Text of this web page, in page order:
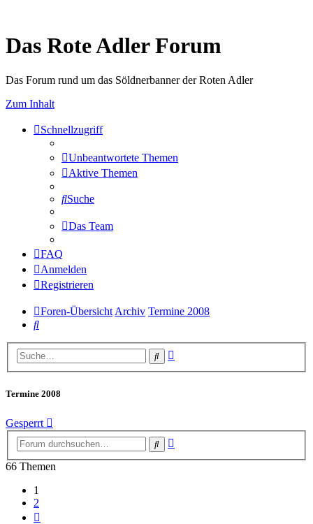
Das Rote Adler Forum
Das Forum rund um das Söldnerbanner der Roten Adler
Zum Inhalt
Schnellzugriff
Unbeantwortete Themen
Aktive Themen
Suche
Das Team
FAQ
Anmelden
Registrieren
Foren-Übersicht Archiv Termine 2008
Suche
Suche
Termine 2008
Gesperrt
Suche
66 Themen
1
2